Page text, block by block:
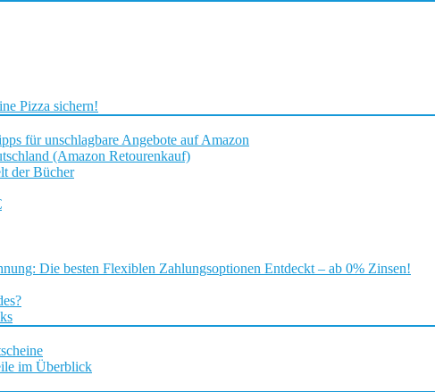
Pizza sichern!
für unschlagbare Angebote auf Amazon
(Amazon Retourenkauf)
der Bücher
Die besten Flexiblen Zahlungsoptionen Entdeckt – ab 0% Zinsen!
im Überblick